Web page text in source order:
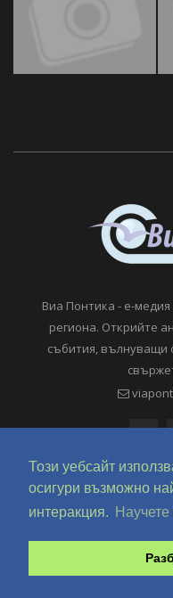
Този уебсайт
осигури възможно
интеракция.
Виа Понтика - е-медия
региона. Открийте
събития, вълнуващи
Copyright © 2018-2024